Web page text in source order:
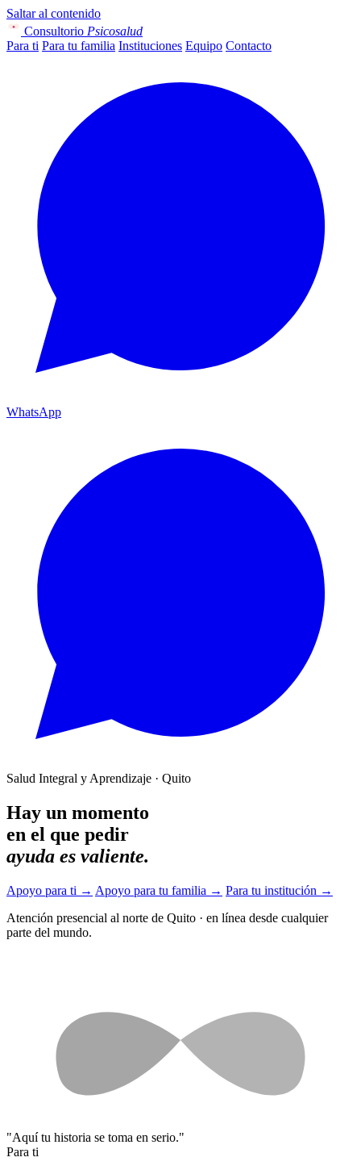
Saltar al contenido
Consultorio Psicosalud
Para ti Para tu familia Instituciones Equipo Contacto
WhatsApp
Salud Integral y Aprendizaje · Quito
Hay un momento
en el que pedir
ayuda es valiente.
Apoyo para ti → Apoyo para tu familia → Para tu institución →
Atención presencial al norte de Quito · en línea desde cualquier
parte del mundo.
"Aquí tu historia se toma en serio."
Para ti